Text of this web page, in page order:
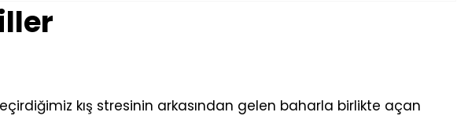
kış stresinin arkasından gelen baharla birlikte açan